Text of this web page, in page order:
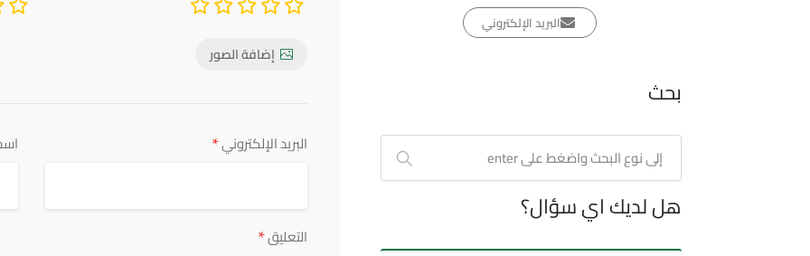
إضافة الصور
البريد الإلكتروني*
التعليق*
البريد الإلكتروني
بحث
هل لديك اي سؤال؟